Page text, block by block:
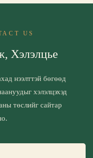
US
Хэлэлцье
нээлттэй бөгөөд
хэлэлцэхэд
төслийг сайтар